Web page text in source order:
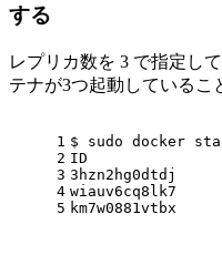
する
レプリカ数を 3 で指定し
テナが3つ起動しているこ
1
2
3
4
5
$ sudo docker
ID
3hzn2hg0dtdj
wiauv6cq8lk7
km7w0881vtbx